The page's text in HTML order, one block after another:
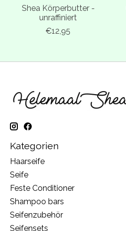
Shea Körperbutter -
unraffiniert
€12,95
Kategorien
Haarseife
Seife
Feste Conditioner
Shampoo bars
Seifenzubehör
Seifensets